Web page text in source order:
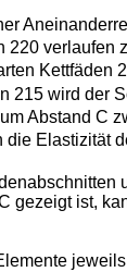
verlaufen
Kettfäden
215 wird der
Abstand C
die Elastizität
ist,